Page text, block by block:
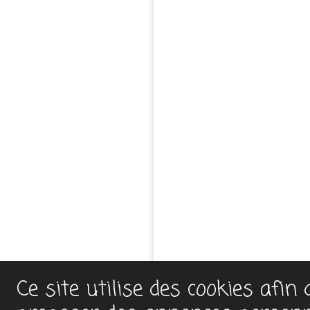
Ce site utilise des cookies afin